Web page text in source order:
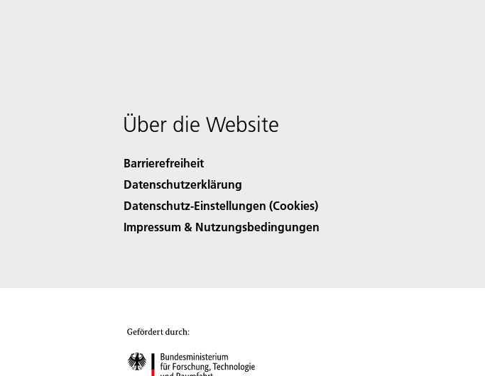
Über die Website
Barrierefreiheit
Datenschutzerklärung
Datenschutz-Einstellungen (Cookies)
Impressum & Nutzungsbedingungen